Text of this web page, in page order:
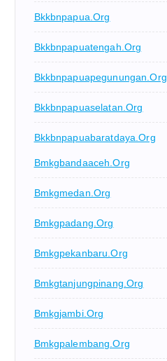
Bkkbnpapua.org
Bkkbnpapuatengah.org
Bkkbnpapuapegunungan.org
Bkkbnpapuaselatan.org
Bkkbnpapuabaratdaya.org
Bmkgbandaaceh.org
Bmkgmedan.org
Bmkgpadang.org
Bmkgpekanbaru.org
Bmkgtanjungpinang.org
Bmkgjambi.org
Bmkgpalembang.org